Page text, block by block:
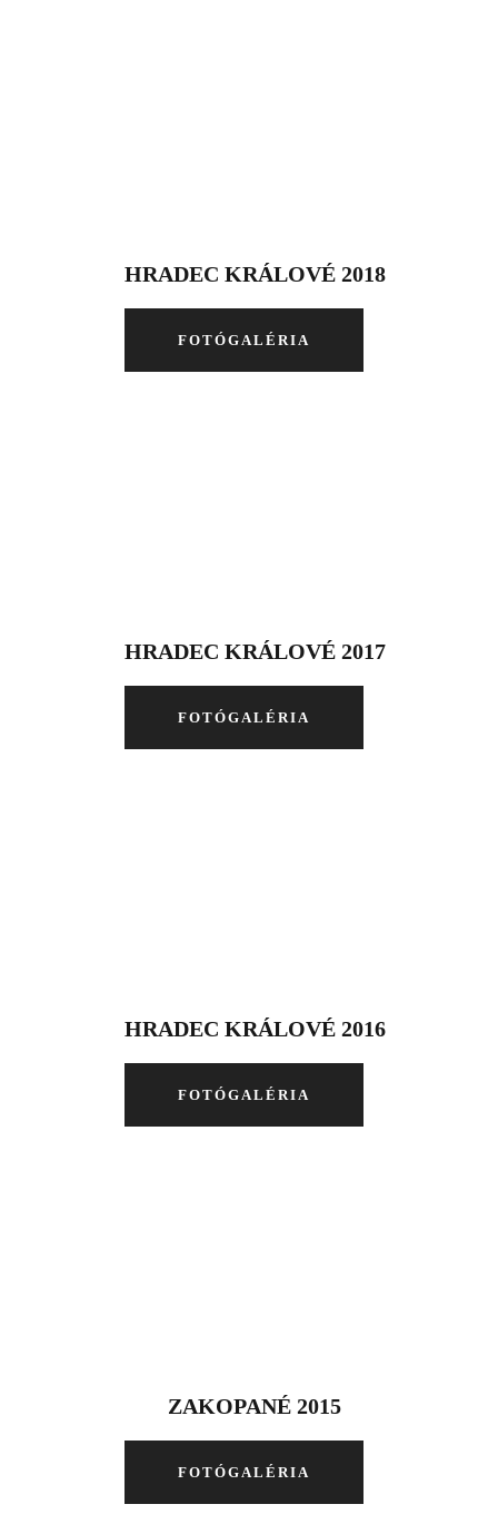
HRADEC KRÁLOVÉ 2018
FOTÓGALÉRIA
HRADEC KRÁLOVÉ 2017
FOTÓGALÉRIA
HRADEC KRÁLOVÉ 2016
FOTÓGALÉRIA
ZAKOPANÉ 2015
FOTÓGALÉRIA